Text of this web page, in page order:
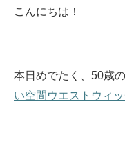
こんにちは！
本日めでたく、50歳
い空間ウエストウィ